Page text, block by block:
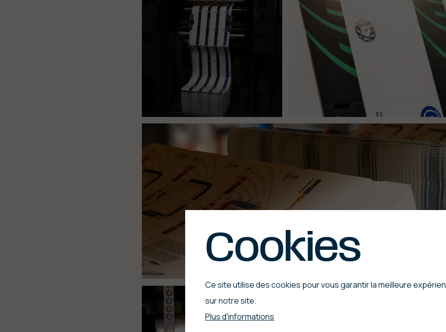
Cookies
Ce site utilise des cookies pour vous garantir la meilleure
sur notre site.
Plus d'informations